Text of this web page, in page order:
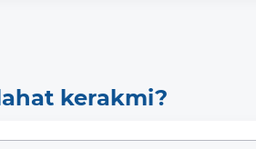
kerakmi?